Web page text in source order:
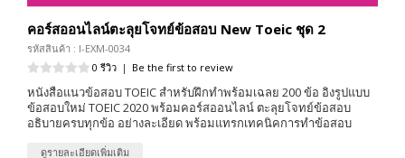
คอร์สออนไลน์ตะลุยโจทย์ข้อสอบ New Toeic ชุด 2
รหัสสินค้า : I-EXM-0034
0 รีวิว | Be the first to review
หนังสือแนวข้อสอบ TOEIC สำหรับฝึกทำพร้อมเฉลย 200 ข้อ อิงรูปแบบ
ข้อสอบใหม่ TOEIC 2020 พร้อมคอร์สออนไลน์ ตะลุยโจทย์ข้อสอบ
อธิบายครบทุกข้อ อย่างละเอียด พร้อมแทรกเทคนิคการทำข้อสอบ
ดูรายละเอียดเพิ่มเติม